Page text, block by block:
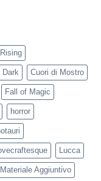
Dark Cuori di Mostro
Fall of Magic
horror
Lucca
Materiale Aggiuntivo